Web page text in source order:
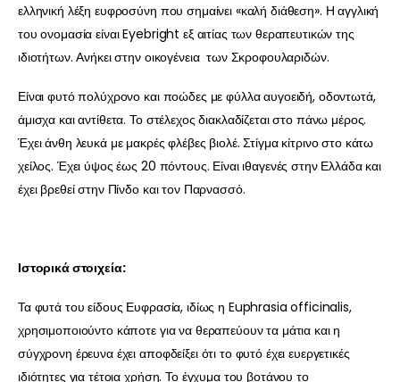
ελληνική λέξη ευφροσύνη που σημαίνει «καλή διάθεση». Η αγγλική
του ονομασία είναι Eyebright εξ αιτίας των θεραπευτικών της
ιδιοτήτων. Ανήκει στην οικογένεια των Σκροφουλαριδών.
Είναι φυτό πολύχρονο και ποώδες με φύλλα αυγοειδή, οδοντωτά,
άμισχα και αντίθετα. Το στέλεχος διακλαδίζεται στο πάνω μέρος.
Έχει άνθη λευκά με μακρές φλέβες βιολέ. Στίγμα κίτρινο στο κάτω
χείλος. Έχει ύψος έως 20 πόντους. Είναι ιθαγενές στην Ελλάδα και
έχει βρεθεί στην Πίνδο και τον Παρνασσό.
Ιστορικά στοιχεία:
Τα φυτά του είδους Ευφρασία, ιδίως η Euphrasia officinalis,
χρησιμοποιούντο κάποτε για να θεραπεύουν τα μάτια και η
σύγχρονη έρευνα έχει αποφδείξει ότι το φυτό έχει ευεργετικές
ιδιότητες για τέτοια χρήση. Το έγχυμα του βοτάνου το